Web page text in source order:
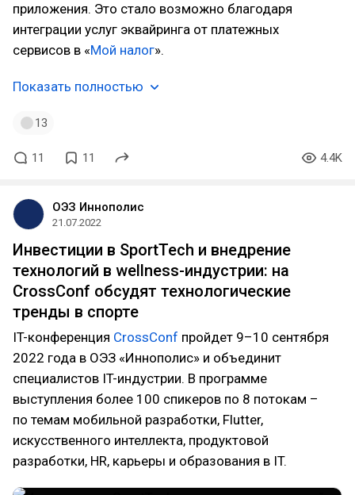
приложения. Это стало возможно благодаря
интеграции услуг эквайринга от платежных
сервисов в «Мой налог».
Показать полностью
13
11 11 4.4K
ОЭЗ Иннополис
21.07.2022
Инвестиции в SportTech и внедрение
технологий в wellness-индустрии: на
CrossConf обсудят технологические
тренды в спорте
IT-конференция CrossConf пройдет 9–10 сентября
2022 года в ОЭЗ «Иннополис» и объединит
специалистов IT-индустрии. В программе
выступления более 100 спикеров по 8 потокам –
по темам мобильной разработки, Flutter,
искусственного интеллекта, продуктовой
разработки, HR, карьеры и образования в IT.